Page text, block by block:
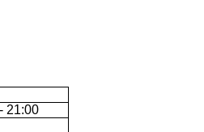
21:00